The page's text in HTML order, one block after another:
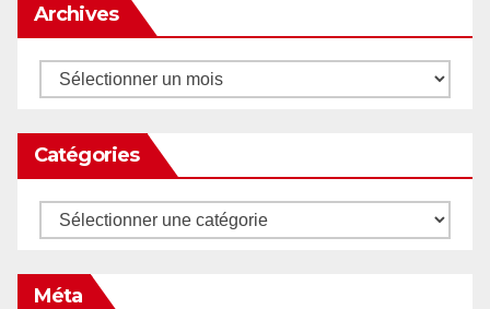
Archives
Archives
Catégories
Catégories
Méta